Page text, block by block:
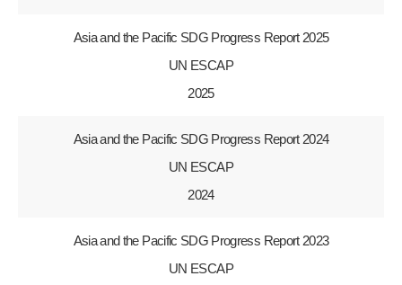
Asia and the Pacific SDG Progress Report 2025
UN ESCAP
2025
Asia and the Pacific SDG Progress Report 2024
UN ESCAP
2024
Asia and the Pacific SDG Progress Report 2023
UN ESCAP